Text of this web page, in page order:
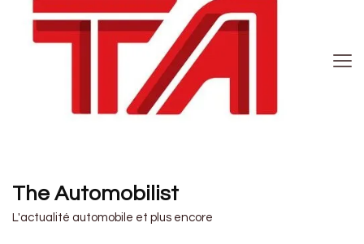
The Automobilist
L'actualité automobile et plus encore